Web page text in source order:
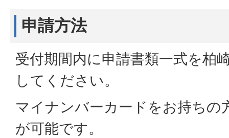
申請方法
受付期間内に申請書類一式を柏
してください。
マイナンバーカードをお持ちの
が可能です。